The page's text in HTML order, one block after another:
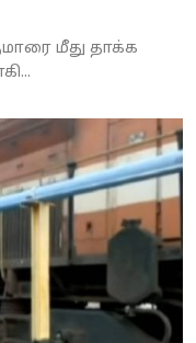
மீது தாக்க